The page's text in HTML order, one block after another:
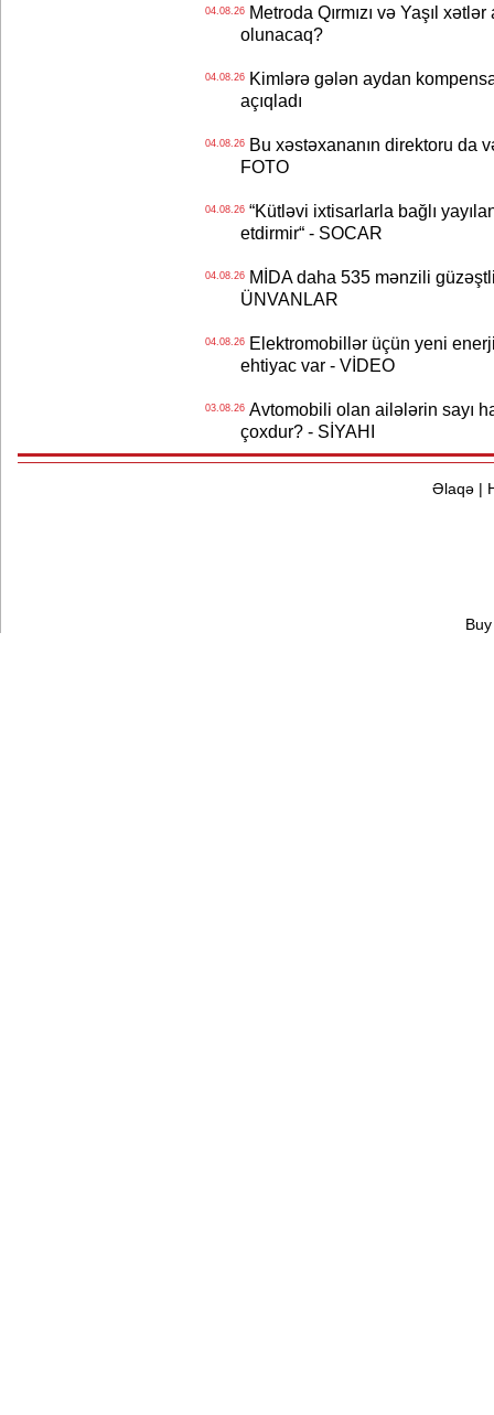
04.08.26Metroda Qırmızı və Yaşıl
olunacaq?
04.08.26Kimlərə gələn aydan
açıqladı
04.08.26Bu xəstəxananın direktoru da
FOTO
04.08.26“Kütləvi ixtisarlarla bağlı
etdirmir“ - SOCAR
04.08.26MİDA daha 535 mənzili güzəştli
ÜNVANLAR
04.08.26Elektromobillər üçün yeni
ehtiyac var - VİDEO
03.08.26Avtomobili olan ailələrin sayı
çoxdur? - SİYAHI
Əlaqə|